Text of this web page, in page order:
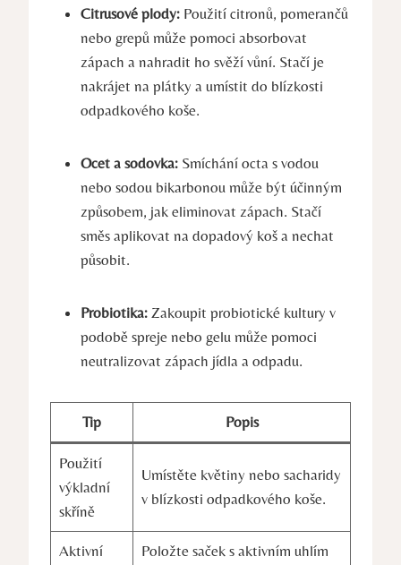
Citrusové plody: ⁣Použití citronů, pomerančů
nebo grepů může pomoci absorbovat
zápach a nahradit ho svěží vůní. Stačí je
⁣nakrájet na plátky a umístit⁣ do blízkosti
odpadkového koše.
Ocet a sodovka: Smíchání octa s vodou
nebo sodou bikarbonou může být účinným
‌způsobem, jak eliminovat zápach. Stačí
směs aplikovat na dopadový koš a nechat
působit.
Probiotika: Zakoupit ⁢probiotické kultury v
podobě spreje⁣ nebo​ gelu⁢ může pomoci
neutralizovat zápach jídla a ​odpadu.
Tip Popis
Použití
výkladní
⁣skříně
Umístěte květiny‍ nebo sacharidy
v ​blízkosti odpadkového koše.
Aktivní
Položte saček s aktivním uhlím